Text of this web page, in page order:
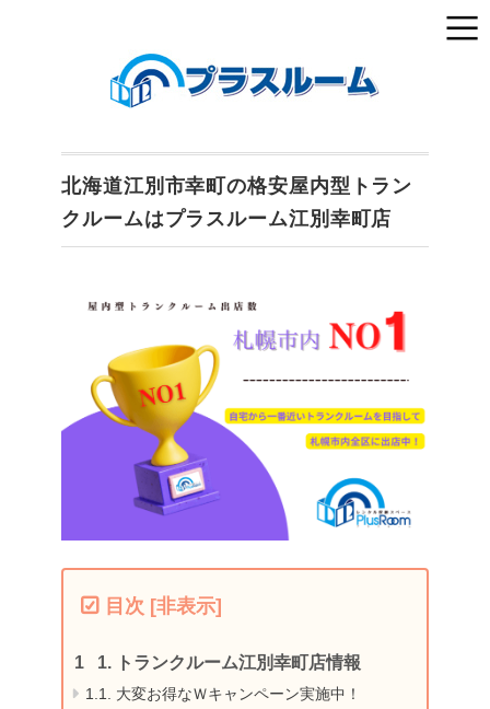
北海道江別市幸町の格安屋内型トラン
クルームはプラスルーム江別幸町店
目次 [非表示]
1. トランクルーム江別幸町店情報
1.1.
大変お得なＷキャンペーン実施中！